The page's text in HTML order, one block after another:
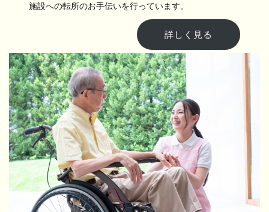
施設への転所のお手伝いを行っています。
詳しく見る